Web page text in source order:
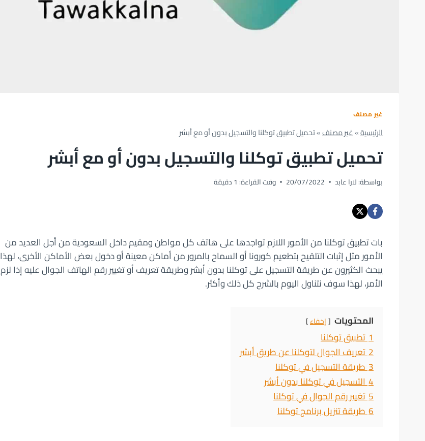
غير مصنف
الرئيسية»غير مصنف»تحميل تطبيق توكلنا والتسجيل بدون أو مع أبشر
تحميل تطبيق توكلنا والتسجيل بدون أو مع أبشر
بواسطة:لارا عابد 20/07/2022 وقت القراءة: 1دقيقة
بات تطبيق توكلنا من الأمور اللازم تواجدها على هاتف كل مواطن ومقيم داخل السعودية من أجل العديد من
الأمور مثل إثبات التلقيح بتطعيم كورونا أو السماح بالمرور من أماكن معينة أو دخول بعض الأماكن الأخرى، لهذا
يبحث الكثيرون عن طريقة التسجيل على توكلنا بدون أبشر وطريقة تعريف أو تغيير رقم الهاتف الجوال عليه إذا لزم
الأمر، لهذا سوف نتناول اليوم بالشرح كل ذلك وأكثر.
المحتويات إخفاء
1تطبيق توكلنا
2تعريف الجوال لتوكلنا عن طريق أبشر
3طريقة التسجيل في توكلنا
4التسجيل في توكلنا بدون أبشر
5تغيير رقم الجوال في توكلنا
6طريقة تنزيل برنامج توكلنا